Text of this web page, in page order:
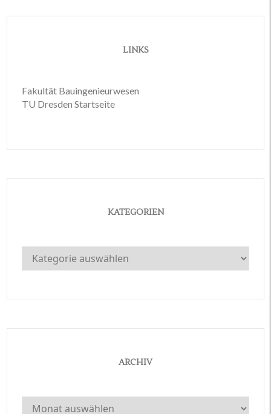
LINKS
Fakultät Bauingenieurwesen
TU Dresden Startseite
KATEGORIEN
Kategorien
ARCHIV
Archiv